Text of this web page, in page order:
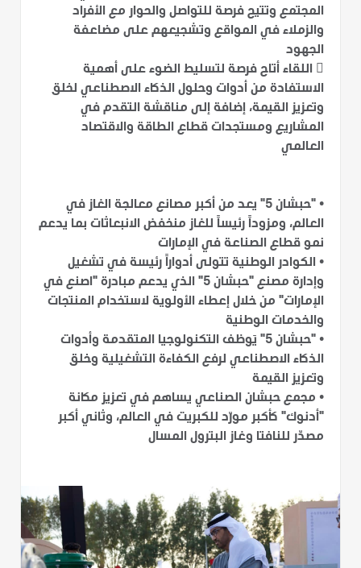
المجتمع وتتيح فرصة للتواصل والحوار مع الأفراد
والزملاء في المواقع وتشجيعهم على مضاعفة
الجهود
 اللقاء أتاح فرصة لتسليط الضوء على أهمية
الاستفادة من أدوات وحلول الذكاء الاصطناعي لخلق
وتعزيز القيمة، إضافة إلى مناقشة التقدم في
المشاريع ومستجدات قطاع الطاقة والاقتصاد
العالمي
•
"حبشان 5" يعد من أكبر مصانع معالجة الغاز في
العالم، ومزوداً رئيساً للغاز منخفض الانبعاثات بما يدعم
نمو قطاع الصناعة في الإمارات
• الكوادر الوطنية تتولى أدواراً رئيسة في تشغيل
وإدارة مصنع "حبشان 5" الذي يدعم مبادرة "اصنع في
الإمارات" من خلال إعطاء الأولوية لاستخدام المنتجات
والخدمات الوطنية
•
"حبشان 5" يَوظف التكنولوجيا المتقدمة وأدوات
الذكاء الاصطناعي لرفع الكفاءة التشغيلية وخلق
وتعزيز القيمة
• مجمع حبشان الصناعي يساهم في تعزيز مكانة
"أدنوك" كأكبر مورّد للكبريت في العالم، وثاني أكبر
مصدّر للنافتا وغاز البترول المسال